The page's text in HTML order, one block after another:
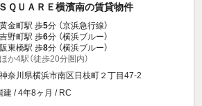
ＱＵＡＲＥ横濱南の賃貸物件
黄金町駅 歩5分 （京浜急行線）
吉野町駅 歩6分 （横浜ブルー）
阪東橋駅 歩8分 （横浜ブルー）
ほか4駅（徒歩20分圏内）
神奈川県横浜市南区日枝町２丁目47-2
建 / 4年8ヶ月 / RC